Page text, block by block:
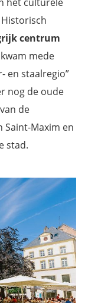
centrum
mede
en staalregio”
nog de oude
de
Saint-Maxim en
stad.